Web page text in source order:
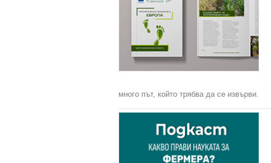
много път, който трябва да се извърви.